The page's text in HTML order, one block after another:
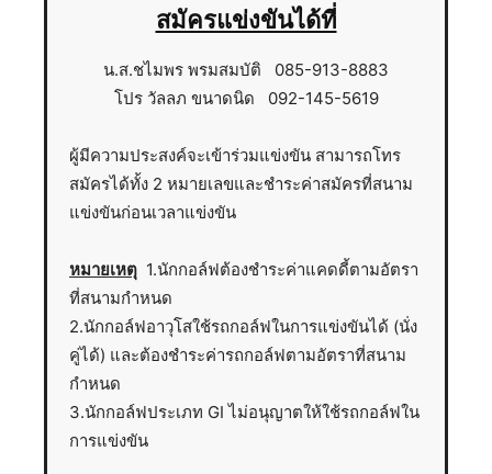
สมัครแข่งขันได้ที่
น.ส.ชไมพร พรมสมบัติ 085-913-8883
โปร วัลลภ ขนาดนิด 092-145-5619
ผู้มีความประสงค์จะเข้าร่วมแข่งขัน สามารถโทร
สมัครได้ทั้ง 2 หมายเลขและชำระค่าสมัครที่สนาม
แข่งขันก่อนเวลาแข่งขัน
หมายเหตุ 1.นักกอล์ฟต้องชำระค่าแคดดี้ตามอัตรา
ที่สนามกำหนด
2.นักกอล์ฟอาวุโสใช้รถกอล์ฟในการแข่งขันได้ (นั่ง
คู่ได้) และต้องชำระค่ารถกอล์ฟตามอัตราที่สนาม
กำหนด
3.นักกอล์ฟประเภท GI ไม่อนุญาตให้ใช้รถกอล์ฟใน
การแข่งขัน